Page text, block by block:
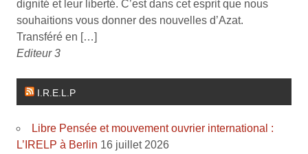
dignité et leur liberté. C’est dans cet esprit que nous
souhaitions vous donner des nouvelles d’Azat.
Transféré en […]
Editeur 3
I.R.E.L.P
Libre Pensée et mouvement ouvrier international :
L’IRELP à Berlin 16 juillet 2026